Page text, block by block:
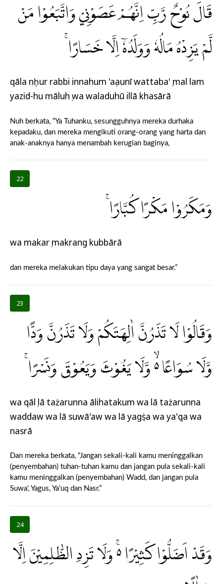
قَالَ نُوْحٌ رَّبِّ اِنَّهُمْ عَصَوْنِيْ وَاتَّبَعُوْا مَنْ
لَّمْ يَزِدْهُ مَالُهٗ وَوَلَدُهٗٓ اِلَّا خَسَارًاۚ
qāla nụḥur rabbi innahum 'aṣaunī wattaba'ụ mal lam
yazid-hu māluhụ wa waladuhū illā khasārā
Nuh berkata, “Ya Tuhanku, sesungguhnya mereka durhaka
kepadaku, dan mereka mengikuti orang-orang yang harta dan
anak-anaknya hanya menambah kerugian baginya,
22
وَمَكَرُوْا مَكْرًا كُبَّارًاۚ
wa makarụ makrang kubbārā
dan mereka melakukan tipu daya yang sangat besar.”
23
وَقَالُوْا لَا تَذَرُنَّ اٰلِهَتَكُمْ وَلَا تَذَرُنَّ وَدًّا
وَّلَا سُوَاعًا ەۙ وَّلَا يَغُوْثَ وَيَعُوْقَ وَنَسْرًاۚ
wa qālụ lā tażarunna ālihatakum wa lā tażarunna
waddaw wa lā suwā'aw wa lā yagụṡa wa ya'ụqa wa
nasrā
Dan mereka berkata, “Jangan sekali-kali kamu meninggalkan
(penyembahan) tuhan-tuhan kamu dan jangan pula sekali-kali
kamu meninggalkan (penyembahan) Wadd, dan jangan pula
Suwa‘, Yagus, Ya‘uq dan Nasr.”
24
وَقَدْ اَضَلُّوْا كَثِيْرًا ەۚ وَلَا تَزِدِ الظّٰلِمِيْنَ اِلَّا